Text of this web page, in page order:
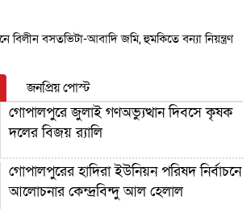
বিলীন বসতভিটা-আবাদি জমি, হুমকিতে বন্যা নিয়ন্ত্রণ
জনপ্রিয় পোস্ট
গোপালপুরে জুলাই গণঅভ্যুত্থান দিবসে কৃষক
দলের বিজয় র‍্যালি
গোপালপুরের হাদিরা ইউনিয়ন পরিষদ নির্বাচনে
আলোচনার কেন্দ্রবিন্দু আল হেলাল